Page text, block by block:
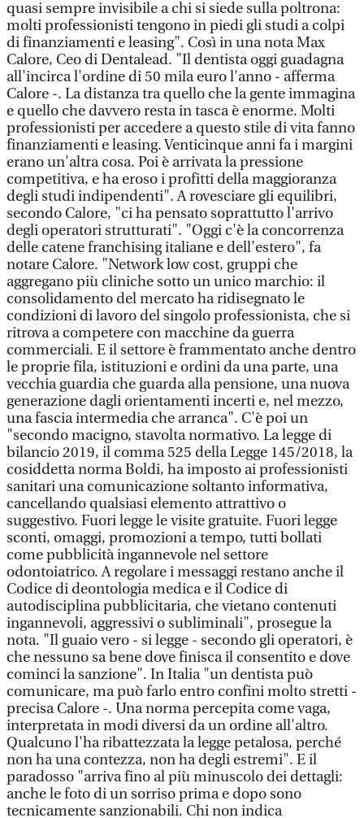
quasi sempre invisibile a chi si siede sulla poltrona:
molti professionisti tengono in piedi gli studi a colpi
di finanziamenti e leasing". Così in una nota Max
Calore, Ceo di Dentalead. "Il dentista oggi guadagna
all'incirca l'ordine di 50 mila euro l'anno - afferma
Calore -. La distanza tra quello che la gente immagina
e quello che davvero resta in tasca è enorme. Molti
professionisti per accedere a questo stile di vita fanno
finanziamenti e leasing. Venticinque anni fa i margini
erano un'altra cosa. Poi è arrivata la pressione
competitiva, e ha eroso i profitti della maggioranza
degli studi indipendenti". A rovesciare gli equilibri,
secondo Calore, "ci ha pensato soprattutto l'arrivo
degli operatori strutturati". "Oggi c'è la concorrenza
delle catene franchising italiane e dell'estero", fa
notare Calore. "Network low cost, gruppi che
aggregano più cliniche sotto un unico marchio: il
consolidamento del mercato ha ridisegnato le
condizioni di lavoro del singolo professionista, che si
ritrova a competere con macchine da guerra
commerciali. E il settore è frammentato anche dentro
le proprie fila, istituzioni e ordini da una parte, una
vecchia guardia che guarda alla pensione, una nuova
generazione dagli orientamenti incerti e, nel mezzo,
una fascia intermedia che arranca". C'è poi un
"secondo macigno, stavolta normativo. La legge di
bilancio 2019, il comma 525 della Legge 145/2018, la
cosiddetta norma Boldi, ha imposto ai professionisti
sanitari una comunicazione soltanto informativa,
cancellando qualsiasi elemento attrattivo o
suggestivo. Fuori legge le visite gratuite. Fuori legge
sconti, omaggi, promozioni a tempo, tutti bollati
come pubblicità ingannevole nel settore
odontoiatrico. A regolare i messaggi restano anche il
Codice di deontologia medica e il Codice di
autodisciplina pubblicitaria, che vietano contenuti
ingannevoli, aggressivi o subliminali", prosegue la
nota. "Il guaio vero - si legge - secondo gli operatori, è
che nessuno sa bene dove finisca il consentito e dove
cominci la sanzione". In Italia "un dentista può
comunicare, ma può farlo entro confini molto stretti -
precisa Calore -. Una norma percepita come vaga,
interpretata in modi diversi da un ordine all'altro.
Qualcuno l'ha ribattezzata la legge petalosa, perché
non ha una contezza, non ha degli estremi". E il
paradosso "arriva fino al più minuscolo dei dettagli:
anche le foto di un sorriso prima e dopo sono
tecnicamente sanzionabili. Chi non indica